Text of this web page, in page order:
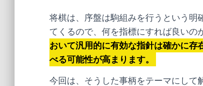
将棋は、序盤は駒組みを行うという明
てくるので、何を指標にすれば良いの
おいて汎用的に有効な指針は確かに存
べる可能性が高まります。
今回は、そうした事柄をテーマにして